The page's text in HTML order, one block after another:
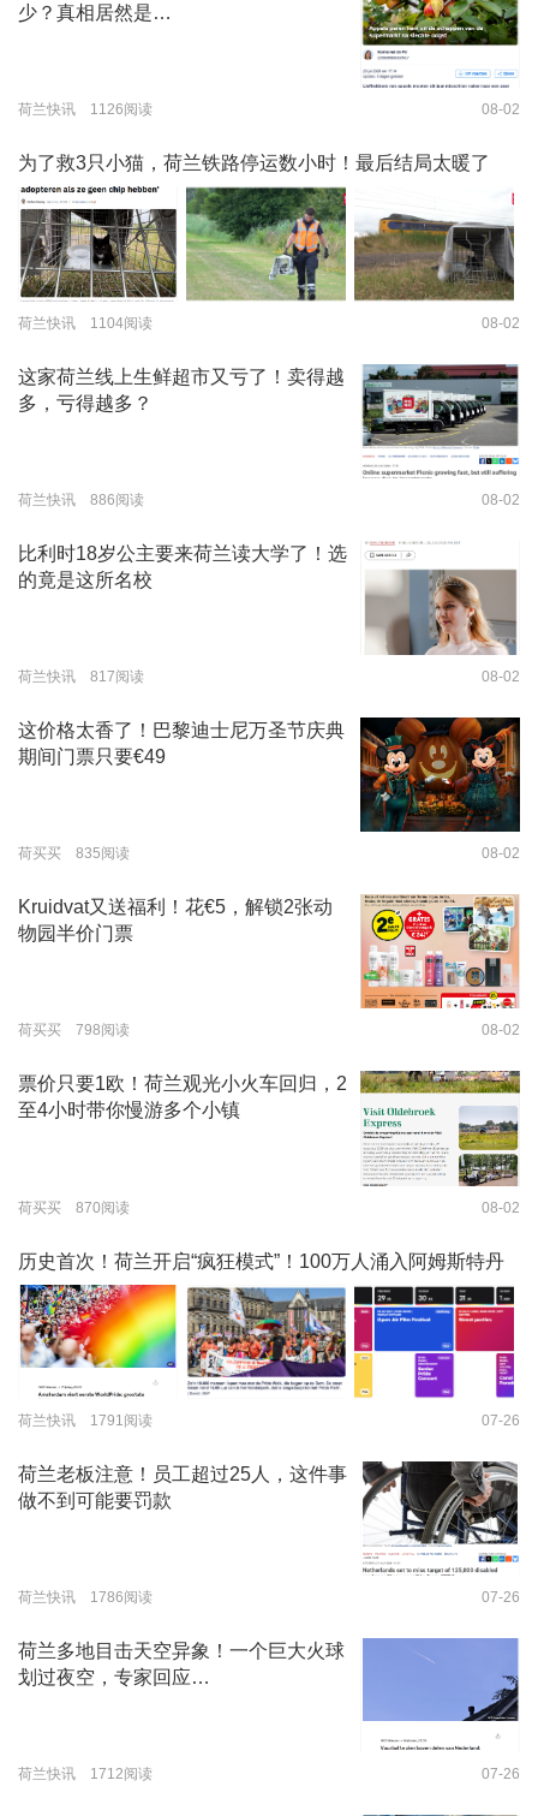
少？真相居然是…
荷兰快讯 1126阅读 08-02
为了救3只小猫，荷兰铁路停运数小时！最后结局太暖了
荷兰快讯 1104阅读 08-02
这家荷兰线上生鲜超市又亏了！卖得越
多，亏得越多？
荷兰快讯 886阅读 08-02
比利时18岁公主要来荷兰读大学了！选
的竟是这所名校
荷兰快讯 817阅读 08-02
这价格太香了！巴黎迪士尼万圣节庆典
期间门票只要€49
荷买买 835阅读 08-02
Kruidvat又送福利！花€5，解锁2张动
物园半价门票
荷买买 798阅读 08-02
票价只要1欧！荷兰观光小火车回归，2
至4小时带你慢游多个小镇
荷买买 870阅读 08-02
历史首次！荷兰开启“疯狂模式”！100万人涌入阿姆斯特丹
荷兰快讯 1791阅读 07-26
荷兰老板注意！员工超过25人，这件事
做不到可能要罚款
荷兰快讯 1786阅读 07-26
荷兰多地目击天空异象！一个巨大火球
划过夜空，专家回应…
荷兰快讯 1712阅读 07-26